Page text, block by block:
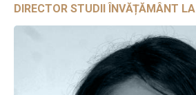
DIRECTOR STUDII ÎNVĂȚĂMÂNT